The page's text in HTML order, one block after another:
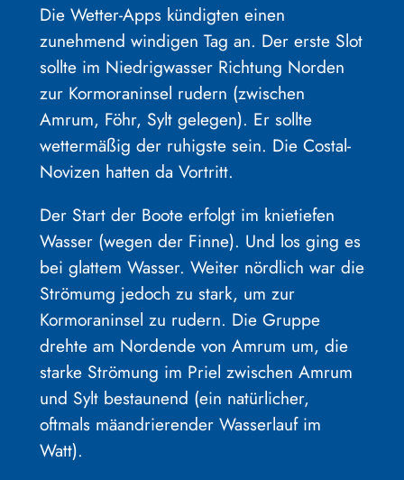
Die Wetter-Apps kündigten einen
zunehmend windigen Tag an. Der erste Slot
sollte im Niedrigwasser Richtung Norden
zur Kormoraninsel rudern (zwischen
Amrum, Föhr, Sylt gelegen). Er sollte
wettermäßig der ruhigste sein. Die Costal-
Novizen hatten da Vortritt.
Der Start der Boote erfolgt im knietiefen
Wasser (wegen der Finne). Und los ging es
bei glattem Wasser. Weiter nördlich war die
Strömumg jedoch zu stark, um zur
Kormoraninsel zu rudern. Die Gruppe
drehte am Nordende von Amrum um, die
starke Strömung im Priel zwischen Amrum
und Sylt bestaunend (ein natürlicher,
oftmals mäandrierender Wasserlauf im
Watt).